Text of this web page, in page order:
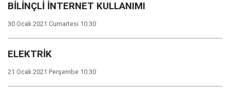
BİLİNÇLİ İNTERNET KULLANIMI
30 Ocak 2021 Cumartesi 10:30
ELEKTRİK
21 Ocak 2021 Perşembe 10:30